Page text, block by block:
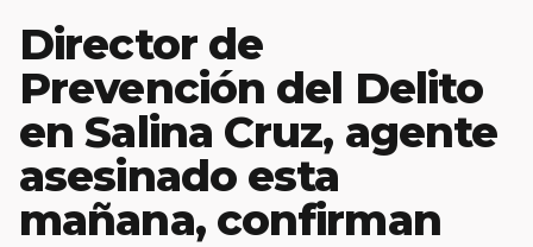
Director de
Prevención del Delito
en Salina Cruz, agente
asesinado esta
mañana, confirman